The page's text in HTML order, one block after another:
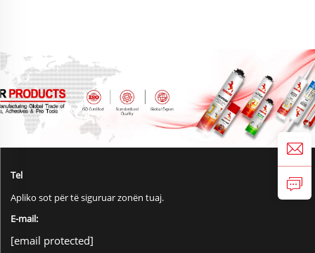
Tel
Apliko sot për të siguruar zonën tuaj.
E-mail:
[email protected]